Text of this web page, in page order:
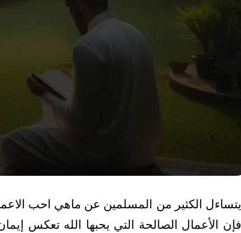
يتساءل الكثير من المسلمين عن ماهي احب
فإن الأعمال الصالحة التي يحبها الله تعكس